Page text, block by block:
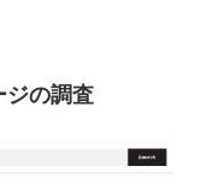
の調査